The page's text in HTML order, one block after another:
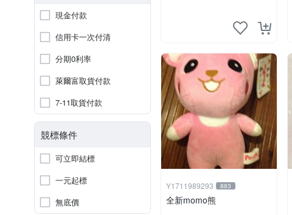
現金付款
信用卡一次付清
分期0利率
萊爾富取貨付款
7-11取貨付款
競標條件
可立即結標
一元起標
無底價
Y1711989293 883
全新momo熊